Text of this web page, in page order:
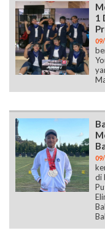
1
di